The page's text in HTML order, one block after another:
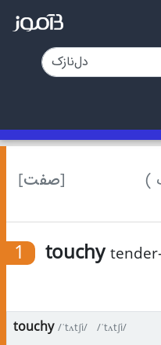
[صفت]
1 touchy
touchy /ˈtʌtʃi/ /ˈtʌtʃi/